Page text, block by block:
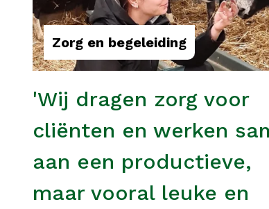
'Wij dragen zorg voor
cliënten en werken
aan een productieve,
maar vooral leuke en
Zorg en begeleiding